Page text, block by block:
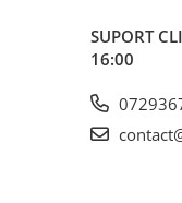
SUPORT
16:00